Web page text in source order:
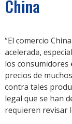
China
“El comercio
acelerada,
los consumidores
precios de
contra tales
legal que se han
requieren revisar